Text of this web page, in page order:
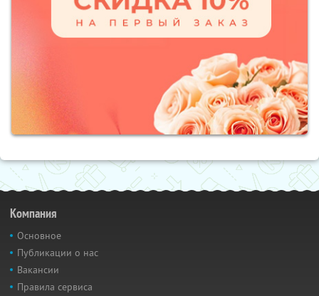
Компания
Основное
Публикации о нас
Вакансии
Правила сервиса